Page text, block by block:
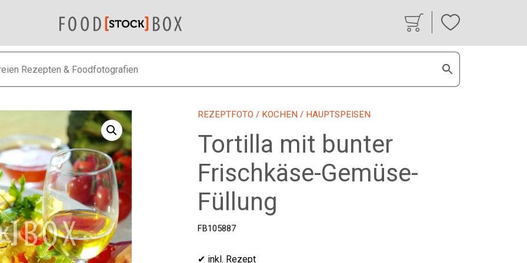
REZEPTFOTO / KOCHEN / HAUPTSPEISEN
Tortilla mit bunter
Frischkäse-Gemüse-
Füllung
FB105887
✔ inkl. Rezept